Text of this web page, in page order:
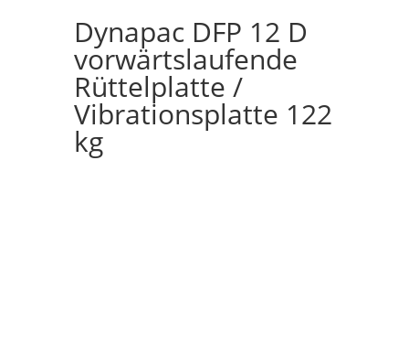
Dynapac DFP 12 D
vorwärtslaufende
Rüttelplatte /
Vibrationsplatte 122
kg